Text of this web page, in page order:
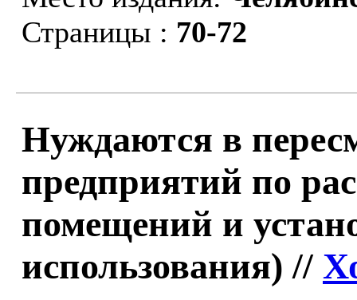
Страницы : 70-72
Нуждаются в
предприятий по
помещений и
использования) //